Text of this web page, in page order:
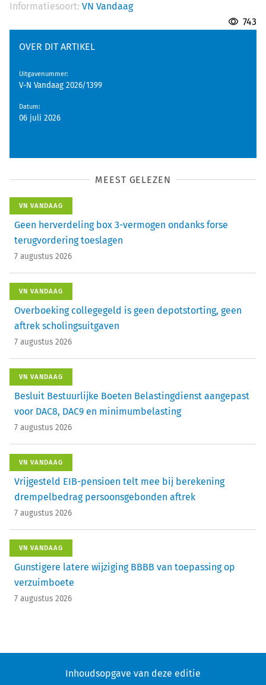
Informatiesoort: VN Vandaag
743
OVER DIT ARTIKEL
Uitgavenummer:
V-N Vandaag 2026/1399
Datum:
06 juli 2026
MEEST GELEZEN
VN VANDAAG
Geen herverdeling box 3-vermogen ondanks forse
terugvordering toeslagen
7 augustus 2026
VN VANDAAG
Overboeking collegegeld is geen depotstorting, geen
aftrek scholingsuitgaven
7 augustus 2026
VN VANDAAG
Besluit Bestuurlijke Boeten Belastingdienst aangepast
voor DAC8, DAC9 en minimumbelasting
7 augustus 2026
VN VANDAAG
Vrijgesteld EIB-pensioen telt mee bij berekening
drempelbedrag persoonsgebonden aftrek
7 augustus 2026
VN VANDAAG
Gunstigere latere wijziging BBBB van toepassing op
verzuimboete
7 augustus 2026
Inhoudsopgave van deze editie